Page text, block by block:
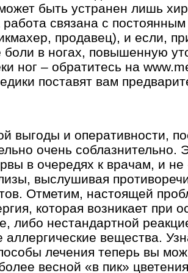
быть устранен лишь
связана с
продавец), и если,
боли в ногах, повышенную
ног – обратитесь на
поставят вам
выгоды и оперативности,
очень соблазнительно.
в очередях к врачам, и не
выслушивая
Отметим, настоящей
которая возникает при
либо нестандартной
вещества.
лечения теперь вы
весной «в пик»